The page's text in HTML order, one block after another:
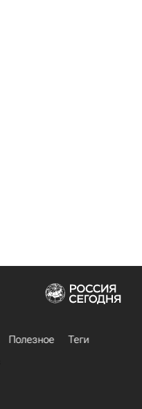
Полезное
Теги